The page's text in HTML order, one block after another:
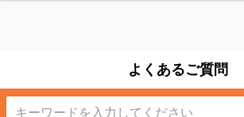
よくあるご質問